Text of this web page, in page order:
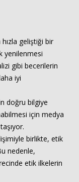
geliştiği bir
yenilenmesi
gibi becerilerin
iyi
doğru bilgiye
için medya
birlikte, etik
nedenle,
etik ilkelerin